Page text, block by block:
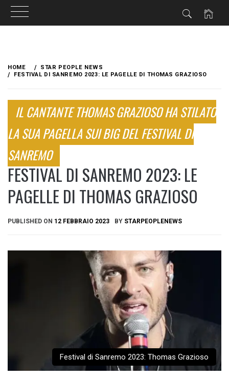
content
HOME
STAR PEOPLE NEWS
FESTIVAL DI SANREMO 2023: LE PAGELLE DI THOMAS GRAZIOSO
IL CANTANTE THOMAS GRAZIOSO HA STILATO
LA SUA PAGELLA SUI BIG DEL FESTIVAL DI
SANREMO
FESTIVAL DI SANREMO 2023: LE
PAGELLE DI THOMAS GRAZIOSO
PUBLISHED ON 12 FEBBRAIO 2023 BY STARPEOPLENEWS
Festival di Sanremo 2023: Thomas Grazioso